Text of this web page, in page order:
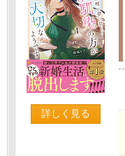
詳しく見る